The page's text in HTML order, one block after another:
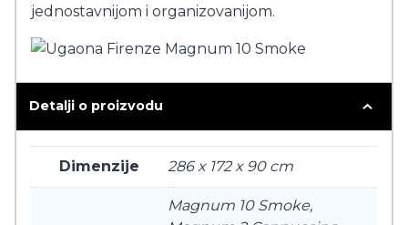
jednostavnijom i organizovanijom.
Detalji o proizvodu
Dimenzije 286 x 172 x 90 cm
Magnum 10 Smoke,